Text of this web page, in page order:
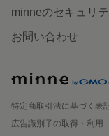
minneのセキュリ
お問い合わせ
特定商取引法に基づく表
広告識別子の取得・利用